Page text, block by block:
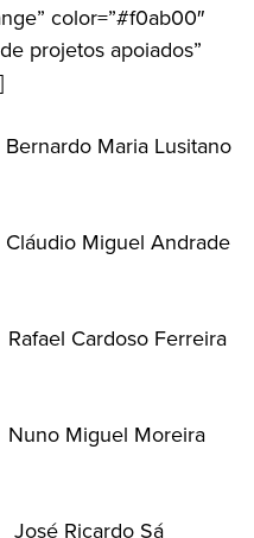
color=”#f0ab00″
projetos apoiados”
Maria Lusitano
Miguel Andrade
Cardoso Ferreira
Miguel Moreira
Ricardo Sá